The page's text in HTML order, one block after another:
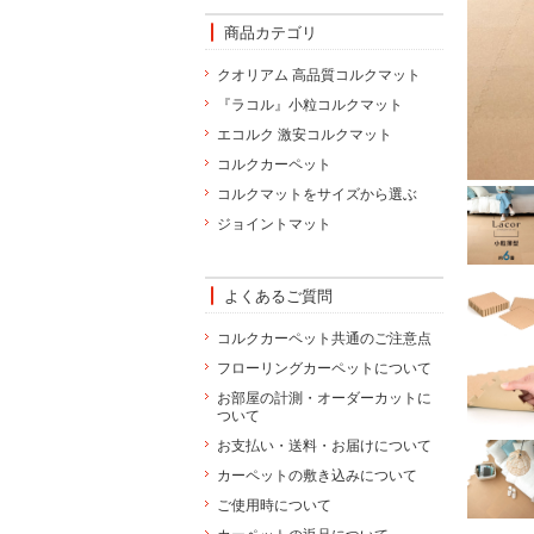
商品カテゴリ
クオリアム 高品質コルクマット
『ラコル』小粒コルクマット
エコルク 激安コルクマット
コルクカーペット
コルクマットをサイズから選ぶ
ジョイントマット
よくあるご質問
コルクカーペット共通のご注意点
フローリングカーペットについて
お部屋の計測・オーダーカットに
ついて
お支払い・送料・お届けについて
カーペットの敷き込みについて
ご使用時について